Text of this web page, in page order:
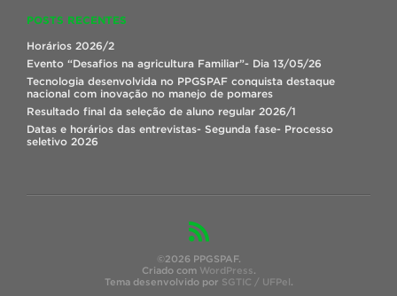
POSTS RECENTES
Horários 2026/2
Evento “Desafios na agricultura Familiar”- Dia 13/05/26
Tecnologia desenvolvida no PPGSPAF conquista destaque
nacional com inovação no manejo de pomares
Resultado final da seleção de aluno regular 2026/1
Datas e horários das entrevistas- Segunda fase- Processo
seletivo 2026
©2026 PPGSPAF.
Criado com WordPress.
Tema desenvolvido por SGTIC / UFPel.